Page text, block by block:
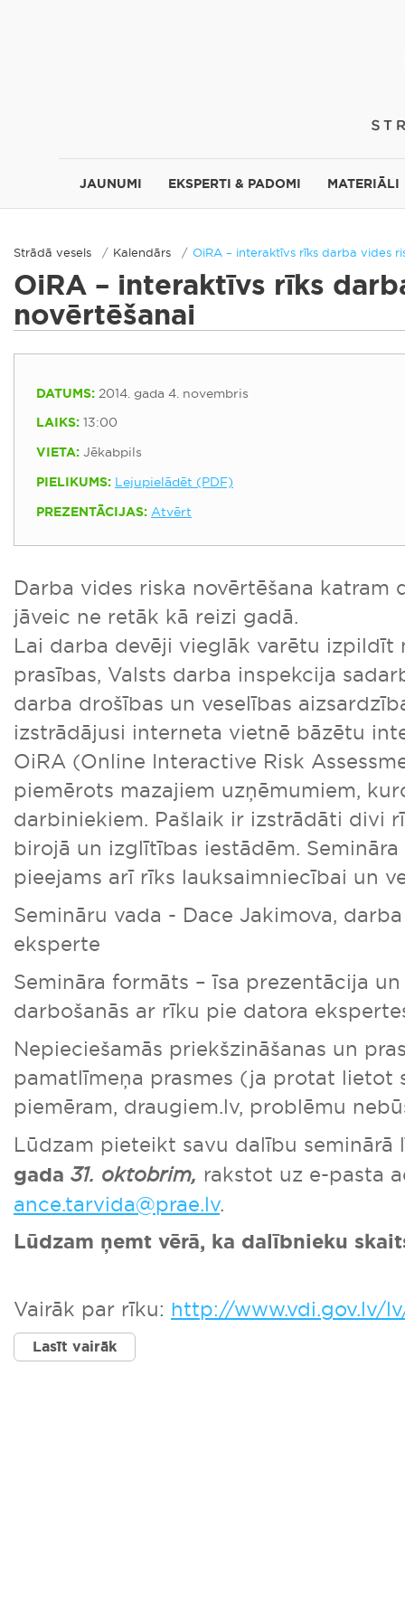
JAUNUMI EKSPERTI & PADOMI MATERIĀLI
Strādā vesels Kalendārs OiRA – interaktīvs rīks darba vides
OiRA – interaktīvs rīks
novērtēšanai
DATUMS: 2014. gada 4. novembris
LAIKS: 13:00
VIETA: Jēkabpils
PIELIKUMS: Lejupielādēt (PDF)
PREZENTĀCIJAS: Atvērt
Darba vides riska novērtēšana katram
jāveic ne retāk kā reizi gadā.
Lai darba devēji vieglāk varētu izpildīt
prasības, Valsts darba inspekcija
darba drošības un veselības
izstrādājusi interneta vietnē bāzētu
OiRA (Online Interactive Risk
piemērots mazajiem uzņēmumiem,
darbiniekiem. Pašlaik ir izstrādāti divi
birojā un izglītības iestādēm.
pieejams arī rīks lauksaimniecībai un
Semināru vada - Dace Jakimova,
eksperte
Semināra formāts – īsa prezentācija
darbošanās ar rīku pie datora
Nepieciešamās priekšzināšanas un
pamatlīmeņa prasmes (ja protat lietot
piemēram, draugiem.lv, problēmu
Lūdzam pieteikt savu dalību seminārā
gada 31. oktobrim, rakstot uz e-pasta
ance.tarvida@prae.lv.
Lūdzam ņemt vērā, ka dalībnieku
Vairāk par rīku: http://www.vdi.gov.lv/
Lasīt vairāk